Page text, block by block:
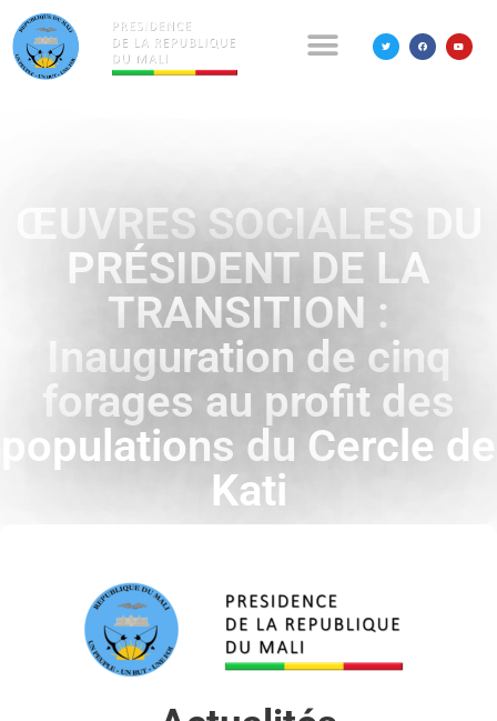
ŒUVRES SOCIALES DU
PRÉSIDENT DE LA
TRANSITION :
Inauguration de cinq
forages au profit des
populations du Cercle de
Kati